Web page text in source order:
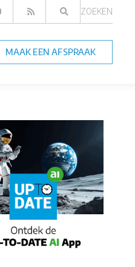
ZOEKEN
MAAK EEN AFSPRAAK